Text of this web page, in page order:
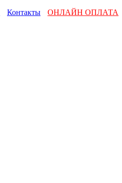
Контакты
ОНЛАЙН ОПЛАТА